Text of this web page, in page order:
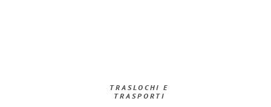
TRASLOCHI E
TRASPORTI​